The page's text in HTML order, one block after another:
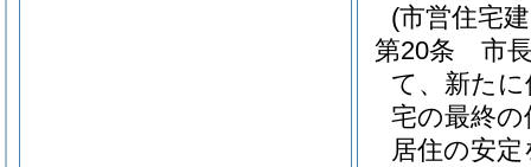
(市営住宅
第20条
市
て、新た
宅の最終
居住の安